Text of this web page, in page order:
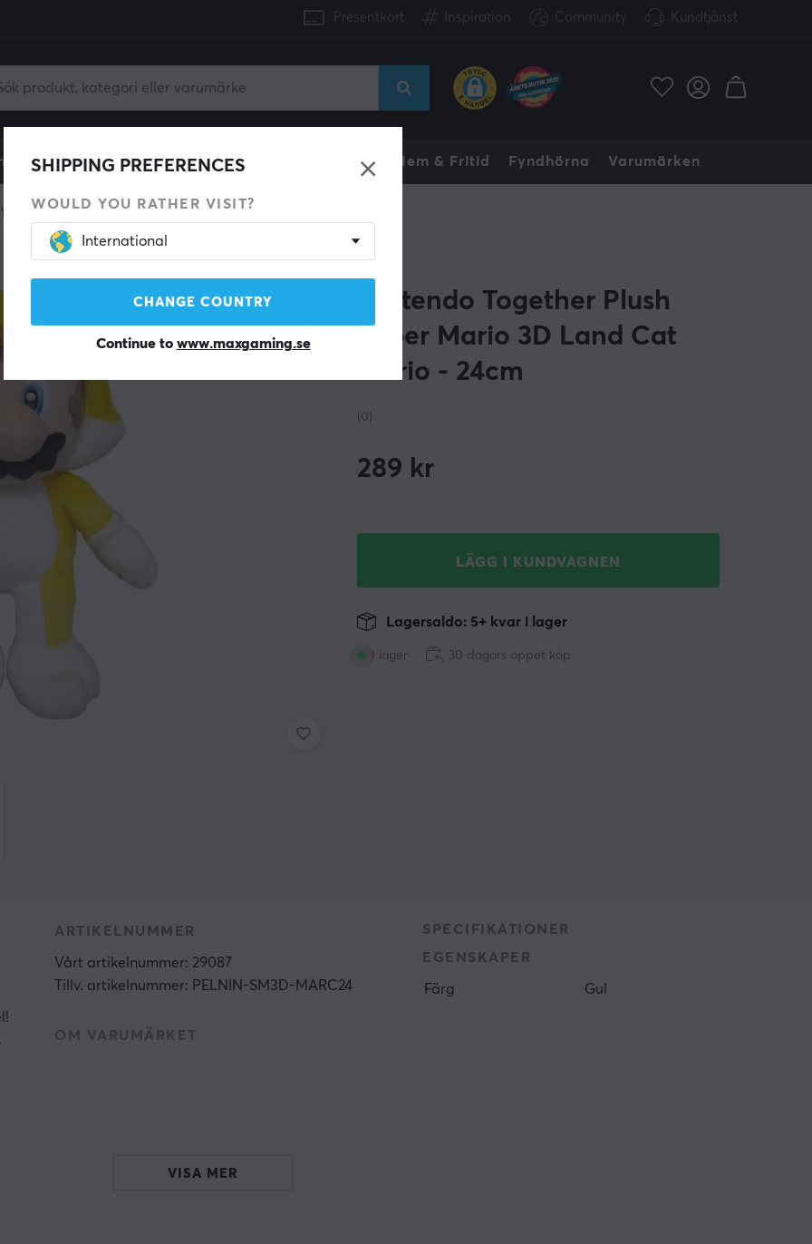
Presentkort Inspiration Community Kundtjänst
Konsol Gamingstol Mobiltillbehör Hem & Fritid Fyndhörna Varumärken
SHIPPING PREFERENCES
WOULD YOU RATHER VISIT?
International
CHANGE COUNTRY
Continue to www.maxgaming.se
Nintendo Together Plush
Super Mario 3D Land Cat
Mario - 24cm
(0)
289 kr
LÄGG I KUNDVAGNEN
I lager
Lagersaldo: 5+ kvar i lager
30 dagars öppet köp
ARTIKELNUMMER
Vårt artikelnummer: 29087
Tillv. artikelnummer: PELNIN-SM3D-MARC24
OM VARUMÄRKET
SPECIFIKATIONER
EGENSKAPER
Färg Gul
VISA MER